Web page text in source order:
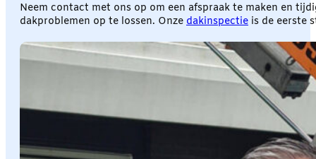
Neem contact met ons op om een afspraak te maken en
dakproblemen op te lossen. Onze dakinspectie is de eerste